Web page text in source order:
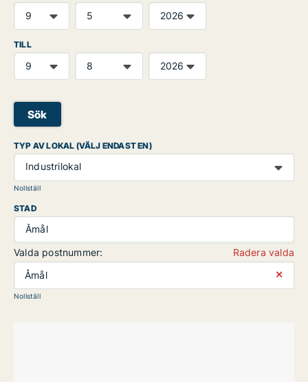
TILL
Sök
TYP AV LOKAL (VÄLJ ENDAST EN)
Industrilokal
Nollställ
STAD
Åmål
Valda postnummer:
Radera valda
Åmål
⨯
Nollställ